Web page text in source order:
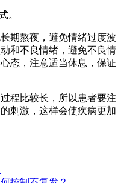
。
期熬夜，避免情绪过度波
和不良情绪，避免不良情
态，注意适当休息，保证
程比较长，所以患者要注
刺激，这样会使疾病更加